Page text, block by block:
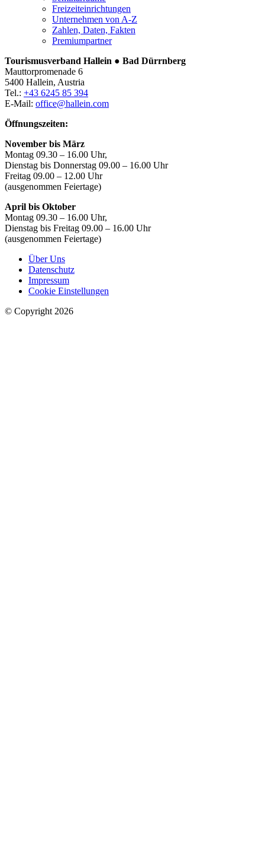
Freizeiteinrichtungen
Unternehmen von A-Z
Zahlen, Daten, Fakten
Premiumpartner
Tourismusverband Hallein ● Bad Dürrnberg
Mauttorpromenade 6
5400 Hallein, Austria
Tel.: +43 6245 85 394
E-Mail: office@hallein.com
Öffnungszeiten:
November bis März
Montag 09.30 – 16.00 Uhr,
Dienstag bis Donnerstag 09.00 – 16.00 Uhr
Freitag 09.00 – 12.00 Uhr
(ausgenommen Feiertage)
April bis Oktober
Montag 09.30 – 16.00 Uhr,
Dienstag bis Freitag 09.00 – 16.00 Uhr
(ausgenommen Feiertage)
Über Uns
Datenschutz
Impressum
Cookie Einstellungen
© Copyright 2026